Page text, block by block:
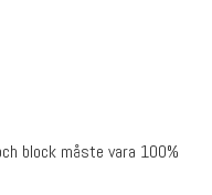
block måste vara 100%